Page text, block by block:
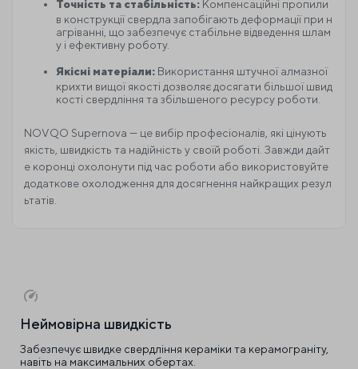
Точність та стабільність: Компенсаційні пропили
в конструкції свердла запобігають деформації при н
агріванні, що забезпечує стабільне відведення шлам
у і ефективну роботу.
Якісні матеріали: Використання штучної алмазної
крихти вищої якості дозволяє досягати більшої швид
кості свердління та збільшеного ресурсу роботи.
NOVQO Supernova — це вибір професіоналів, які цінують
якість, швидкість та надійність у своїй роботі. Завжди дайт
е коронці охолонути під час роботи або використовуйте
додаткове охолодження для досягнення найкращих резул
ьтатів.
Неймовірна швидкість
Забезпечує швидке свердління кераміки та керамограніту,
навіть на максимальних обертах.